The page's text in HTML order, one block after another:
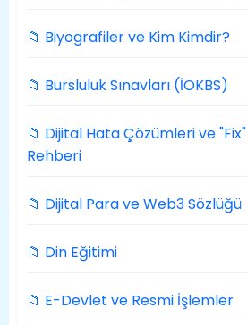
📁 Biyografiler ve Kim Kimdir?
📁 Bursluluk Sınavları (İOKBS)
📁 Dijital Hata Çözümleri ve "Fix"
Rehberi
📁 Dijital Para ve Web3 Sözlüğü
📁 Din Eğitimi
📁 E-Devlet ve Resmi İşlemler